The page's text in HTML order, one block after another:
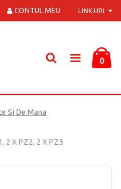
LINK-URI
CONTUL MEU
0
Si De Mana
2 X PZ2, 2 X PZ3